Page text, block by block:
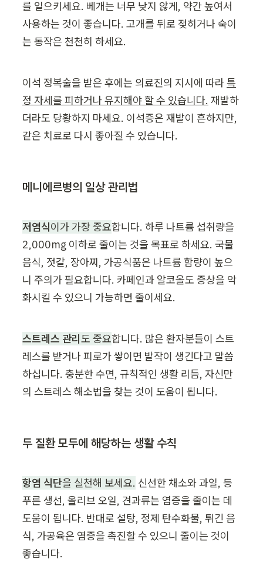
를 일으키세요. 베개는 너무 낮지 않게, 약간 높여서
사용하는 것이 좋습니다. 고개를 뒤로 젖히거나 숙이
는 동작은 천천히 하세요.
이석 정복술을 받은 후에는 의료진의 지시에 따라 특
정 자세를 피하거나 유지해야 할 수 있습니다. 재발하
더라도 당황하지 마세요. 이석증은 재발이 흔하지만,
같은 치료로 다시 좋아질 수 있습니다.
메니에르병의 일상 관리법
저염식이가 가장 중요합니다. 하루 나트륨 섭취량을
2,000mg 이하로 줄이는 것을 목표로 하세요. 국물
음식, 젓갈, 장아찌, 가공식품은 나트륨 함량이 높으
니 주의가 필요합니다. 카페인과 알코올도 증상을 악
화시킬 수 있으니 가능하면 줄이세요.
스트레스 관리도 중요합니다. 많은 환자분들이 스트
레스를 받거나 피로가 쌓이면 발작이 생긴다고 말씀
하십니다. 충분한 수면, 규칙적인 생활 리듬, 자신만
의 스트레스 해소법을 찾는 것이 도움이 됩니다.
두 질환 모두에 해당하는 생활 수칙
항염 식단을 실천해 보세요. 신선한 채소와 과일, 등
푸른 생선, 올리브 오일, 견과류는 염증을 줄이는 데
도움이 됩니다. 반대로 설탕, 정제 탄수화물, 튀긴 음
식, 가공육은 염증을 촉진할 수 있으니 줄이는 것이
좋습니다.